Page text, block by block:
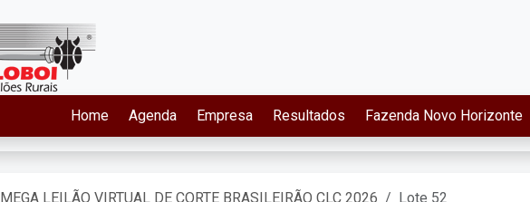
Home Agenda Empresa Resultados Fazenda Novo Horizonte
MEGA LEILÃO VIRTUAL DE CORTE BRASILEIRÃO CLC 2026 Lote 52